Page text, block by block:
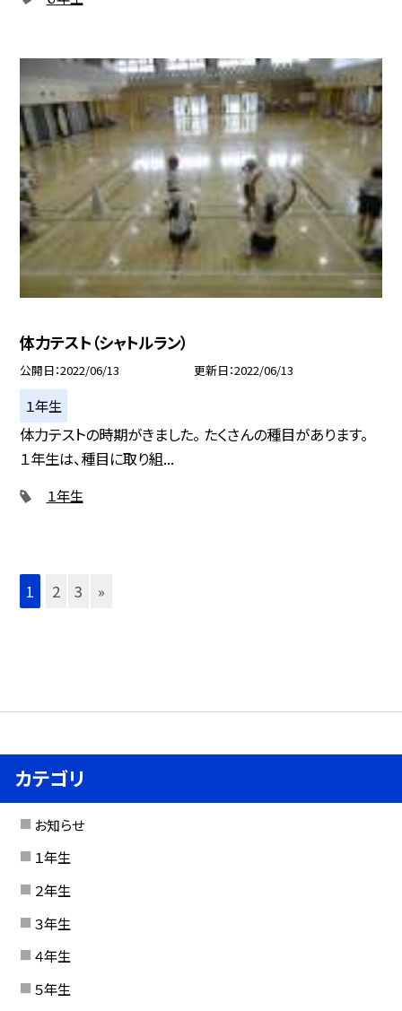
体力テスト（シャトルラン）
公開日 2022/06/13 更新日 2022/06/13
１年生
体力テストの時期がきました。 たくさんの種目があります。
１年生は、種目に取り組...
１年生
1 2 3 »
カテゴリ
お知らせ
１年生
２年生
３年生
４年生
５年生